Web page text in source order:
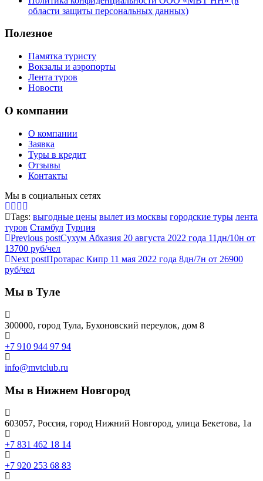
области защиты персональных данных)
Полезное
Памятка туристу
Вокзалы и аэропорты
Лента туров
Новости
О компании
О компании
Заявка
Туры в кредит
Отзывы
Контакты
Мы в социальных сетях
Tags: выгодные цены вылет из москвы городские туры лента
туров Стамбул Турция
Previous postСухум Абхазия 20 августа 2022 года 11дн/10н от
13700 руб/чел
Next postПротарас Кипр 11 мая 2022 года 8дн/7н от 26900
руб/чел
Мы в Туле
300000, город Тула, Бухоновский переулок, дом 8
+7 910 944 97 94
info@mvtclub.ru
Мы в Нижнем Новгород
603057, Россия, город Нижний Новгород, улица Бекетова, 1а
+7 831 462 18 14
+7 920 253 68 83